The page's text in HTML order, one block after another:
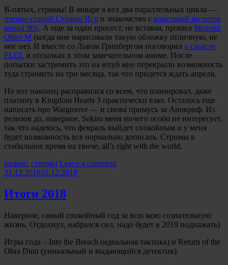
В-пятых, стримы! В январе я вел два параллельных цикла —
чтение старой Страны Игр и знакомство с классикой шутеров
конца 90х. А еще за один присест, не вставая, прошел Metroid:
Other M (когда мне нарисовали такую обложку отличную, не
мог не). И вместе со Львом Гринбергом поговорил о смысле
FLCL и отсылках в этом замечательном аниме. После
попытки застримить это на ютуб мне перекрыли возможность
туда стримить на три месяца, так что придется ждать апреля.
Но вот наконец расправился со всем, что планировал, даже
платину в Kingdom Hearts 3 практически взял. Осталось еще
написать про Wargroove — и снова примусь за Апокриф. Из
релизов до, наверное, Sekiro меня ничего особо не интересует,
так что надеюсь, что февраль выйдет спокойным и у меня
будет возможность все нормально дописать. Стримы в
стабильное время на твиче, all’s right with the world.
Categories:
разное, стримы Leave a comment
31.12.201831.12.2018
Итоги 2018
Наверное, самый спокойный год за всю мою сознательную
жизнь. Отдохнул, набрался сил, надо будет в 2019 поднажать)
Игры года – Into the Breach (идеальная тактика) и Return of the
Obra Dinn (уникальный и выдающийся детектив).